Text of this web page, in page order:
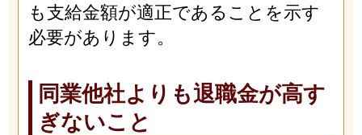
も支給金額が適正であることを示す
必要があります。
同業他社よりも退職金が高す
ぎないこと